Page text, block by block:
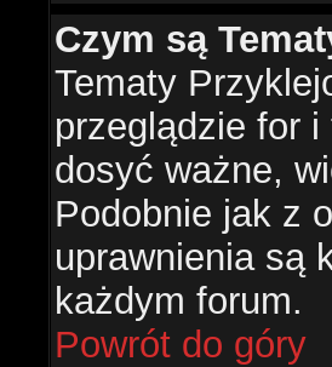
Czym są
Tematy
przeglądzie for
dosyć ważne,
Podobnie jak z
uprawnienia są
każdym forum.
Powrót do góry